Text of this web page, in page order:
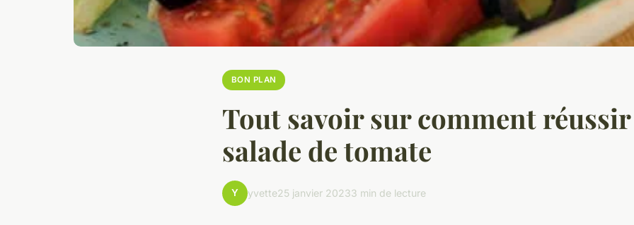
BON PLAN
Tout savoir sur comment réussir
salade de tomate
Y yvette25 janvier 20233 min de lecture